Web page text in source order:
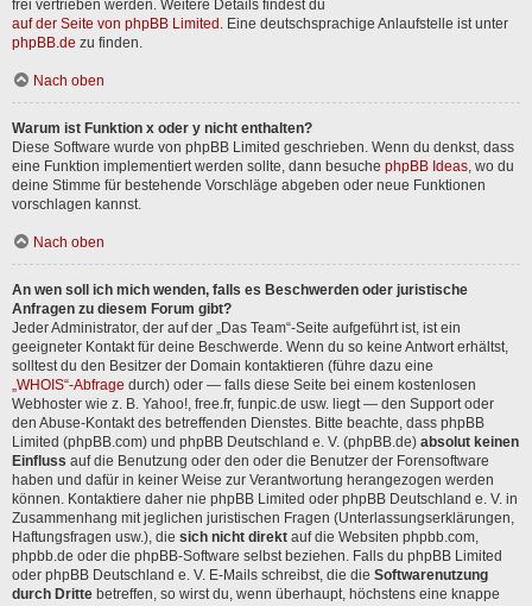
frei vertrieben werden. Weitere Details findest du
auf der Seite von phpBB Limited . Eine deutschsprachige Anlaufstelle ist unter
phpBB.de zu finden.
Nach oben
Warum ist Funktion x oder y nicht enthalten?
Diese Software wurde von phpBB Limited geschrieben. Wenn du denkst, dass
eine Funktion implementiert werden sollte, dann besuche phpBB Ideas, wo du
deine Stimme für bestehende Vorschläge abgeben oder neue Funktionen
vorschlagen kannst.
Nach oben
An wen soll ich mich wenden, falls es Beschwerden oder juristische
Anfragen zu diesem Forum gibt?
Jeder Administrator, der auf der „Das Team“-Seite aufgeführt ist, ist ein
geeigneter Kontakt für deine Beschwerde. Wenn du so keine Antwort erhältst,
solltest du den Besitzer der Domain kontaktieren (führe dazu eine
„WHOIS“-Abfrage durch) oder — falls diese Seite bei einem kostenlosen
Webhoster wie z. B. Yahoo!, free.fr, funpic.de usw. liegt — den Support oder
den Abuse-Kontakt des betreffenden Dienstes. Bitte beachte, dass phpBB
Limited (phpBB.com) und phpBB Deutschland e. V. (phpBB.de) absolut keinen
Einfluss auf die Benutzung oder den oder die Benutzer der Forensoftware
haben und dafür in keiner Weise zur Verantwortung herangezogen werden
können. Kontaktiere daher nie phpBB Limited oder phpBB Deutschland e. V. in
Zusammenhang mit jeglichen juristischen Fragen (Unterlassungserklärungen,
Haftungsfragen usw.), die sich nicht direkt auf die Websiten phpbb.com,
phpbb.de oder die phpBB-Software selbst beziehen. Falls du phpBB Limited
oder phpBB Deutschland e. V. E-Mails schreibst, die die Softwarenutzung
durch Dritte betreffen, so wirst du, wenn überhaupt, höchstens eine knappe